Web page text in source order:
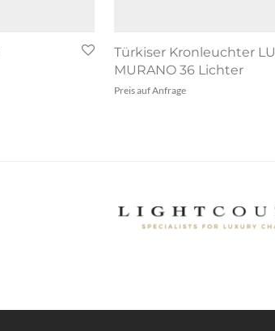
Türkiser Kronleuchter LU
MURANO 36 Lichter
Preis auf Anfrage